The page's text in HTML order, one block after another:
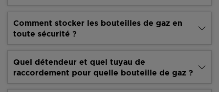
Comment stocker les bouteilles de gaz en
toute sécurité ?
Quel détendeur et quel tuyau de
raccordement pour quelle bouteille de gaz ?